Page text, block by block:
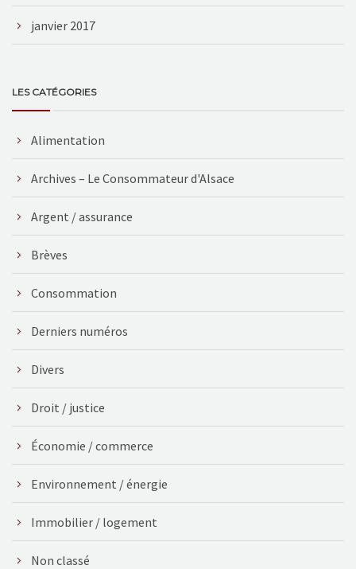
janvier 2017
LES CATÉGORIES
Alimentation
Archives – Le Consommateur d'Alsace
Argent / assurance
Brèves
Consommation
Derniers numéros
Divers
Droit / justice
Économie / commerce
Environnement / énergie
Immobilier / logement
Non classé